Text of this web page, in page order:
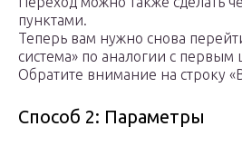
пунктами.
Теперь вам нужно снова
система» по аналогии с первым
Обратите внимание на строку
Способ 2: Параметры